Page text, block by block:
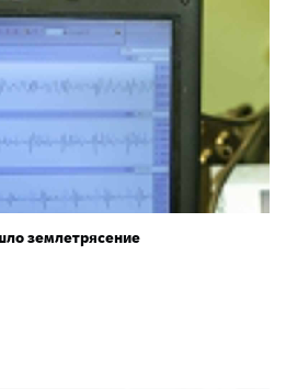
землетрясение